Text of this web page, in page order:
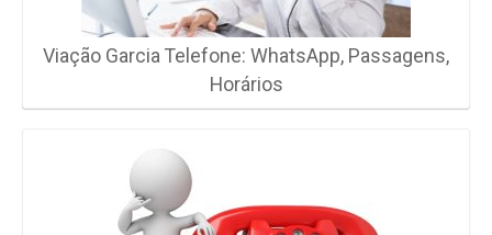
Viação Garcia Telefone: WhatsApp, Passagens,
Horários